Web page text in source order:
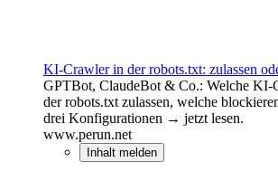
KI‑Crawler in der robots.txt: zulassen
GPTBot, ClaudeBot & Co.: Welche
der robots.txt zulassen, welche
drei Konfigurationen → jetzt lesen.
www.perun.net
Inhalt melden